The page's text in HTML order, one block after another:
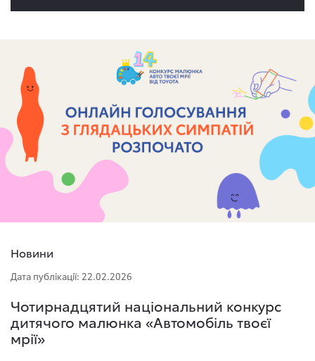
Новини
Дата публікації: 22.02.2026
Чотирнадцятий національний конкурс
дитячого малюнка «Автомобіль твоєї
мрії»